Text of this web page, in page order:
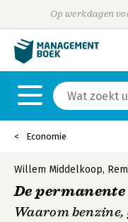
Op werkdagen
Economie
Willem Middelkoop,
De
Waarom benzine,